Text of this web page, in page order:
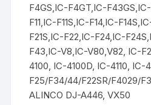
F4GS,IC-F4GT,IC-
F11,IC-F11S,IC-F14,IC-
F21S,IC-F22,IC-F24,IC-
F43,IC-V8,IC-V80,V82, IC-
4100, IC-4100D, IC-4110, IC-
F25/F34/44/F22SR/F4029/
ALINCO DJ-A446, VX50